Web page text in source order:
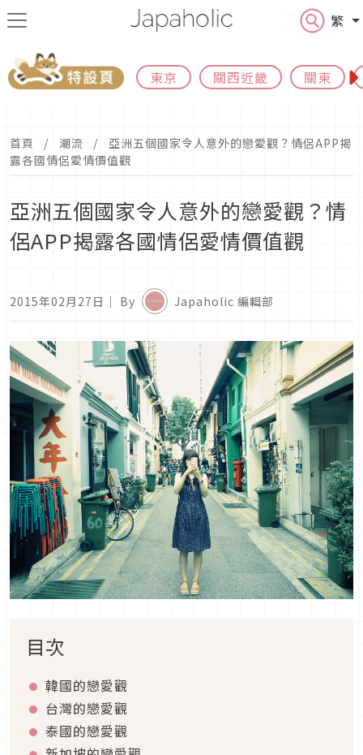
繁
東京 關西近畿 關東
首頁 潮流
亞洲五個國家令人意外的戀愛觀？情侶APP揭
露各國情侶愛情價值觀
亞洲五個國家令人意外的戀愛觀？情
侶APP揭露各國情侶愛情價值觀
2015年02月27日 ｜ By Japaholic 編輯部
目次
韓國的戀愛觀
台灣的戀愛觀
泰國的戀愛觀